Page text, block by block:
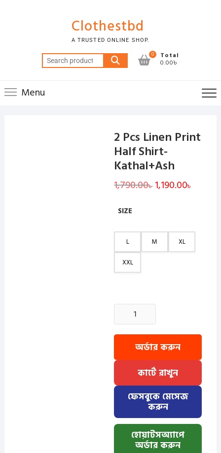
Clothestbd
A TRUSTED ONLINE SHOP.
Search
for:
0 Total
0.00৳
Menu
2 Pcs Linen Print
Half Shirt-
Kathal+Ash
1,790.00৳ Original
price
1,190.00৳
SIZE
L M
XL
XXL
2
Pcs
Linen
Half
Kathal+Ash
quantity
কার্টে রাখুন
অর্ডার করুন
ফেসবুকে মেসেজ
করুন
হোয়াটসঅ্যাপে
অর্ডার করুন